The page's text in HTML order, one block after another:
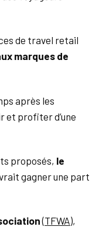
de travel retail
marques de
après les
et profiter d’une
proposés, le
gagner une part
(TFWA),